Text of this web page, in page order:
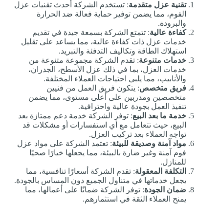
تقنية عزل متقدمة: تستخدم الشركة أحدث تقنيات عزل
الفوم، مما يضمن توفير حماية فعالة ضد الحرارة
والبرودة.
كفاءة عالية: تتمتع الشركة بسمعة جيدة في تقديم
خدمات عزل ذات كفاءة عالية، مما يساعد على تقليل
استهلاك الطاقة وتكاليف التدفئة والتبريد.
خدمات متنوعة: تقدم الشركة مجموعة متنوعة من
خدمات العزل، بما في ذلك عزل الأسطح، الجدران،
والأنابيب، مما يلبي احتياجات العملاء المختلفة.
فريق متخصص: يتكون فريق العمل من فنيين
متخصصين ومدربين على أعلى مستوى، مما يضمن
تنفيذ العمل بجودة عالية واحترافية.
خدمة ما بعد البيع: توفر الشركة خدمة دعم ممتازة بعد
البيع، حيث تتعامل مع أي استفسارات أو مشكلات قد
تواجه العملاء بعد تركيب العزل.
مواد آمنة وصديقة للبيئة: تعتمد الشركة على مواد عزل
فوم آمنة وغير ضارة بالبيئة، مما يجعلها خيارًا صحيًا
للمنازل.
التكلفة المعقولة: تقدم الشركة أسعارًا تنافسية، مما
يجعل خدماتها في متناول الجميع دون المساس بالجودة.
ضمان الجودة: توفر الشركة ضمانًا على أعمالها، مما
يمنح العملاء الثقة في استثمارهم.